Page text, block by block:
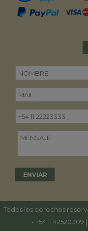
Todos los derechos
- +54 11 42520309